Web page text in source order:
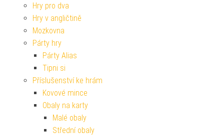
Hry pro dva
Hry v angličtině
Mozkovna
Párty hry
Párty Alias
Tipni si
Příslušenství ke hrám
Kovové mince
Obaly na karty
Malé obaly
Střední obaly